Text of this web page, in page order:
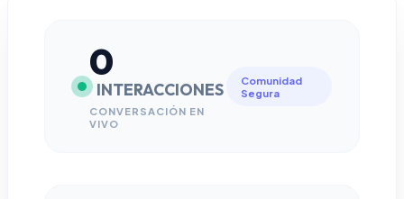
0
INTERACCIONES
CONVERSACIÓN EN
VIVO
Comunidad
Segura